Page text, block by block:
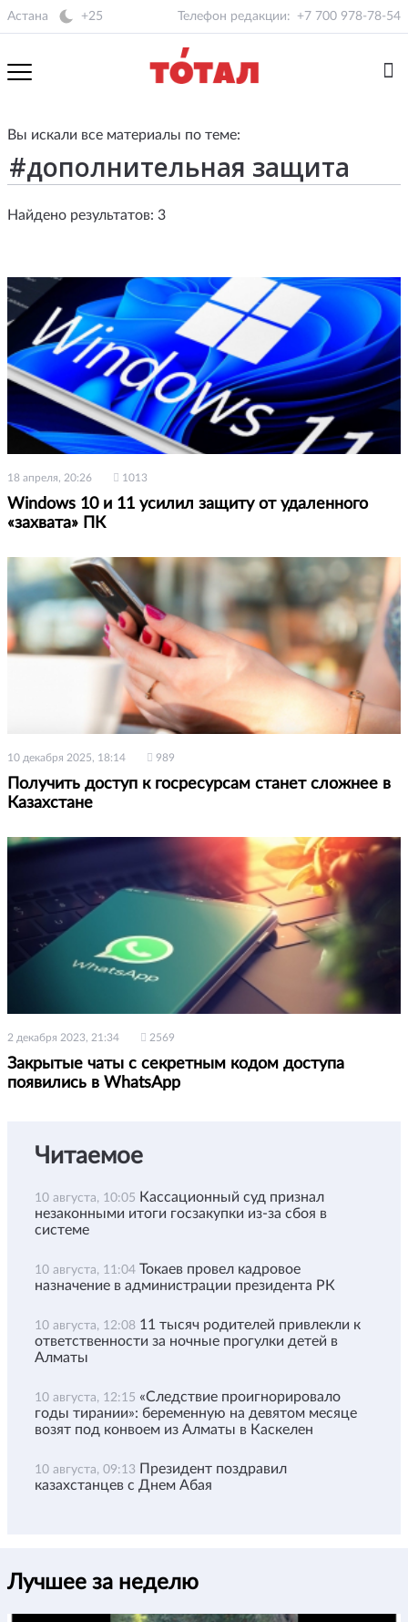
Астана +25 Телефон редакции: +7 700 978-78-54
Вы искали все материалы по теме:
Найдено результатов: 3
18 апреля, 20:26 1013
Windows 10 и 11 усилил защиту от удаленного
«захвата» ПК
10 декабря 2025, 18:14 989
Получить доступ к госресурсам станет сложнее в
Казахстане
2 декабря 2023, 21:34 2569
Закрытые чаты с секретным кодом доступа
появились в WhatsApp
Читаемое
10 августа, 10:05 Кассационный суд признал
незаконными итоги госзакупки из-за сбоя в
системе
10 августа, 11:04 Токаев провел кадровое
назначение в администрации президента РК
10 августа, 12:08 11 тысяч родителей привлекли к
ответственности за ночные прогулки детей в
Алматы
10 августа, 12:15 «Следствие проигнорировало
годы тирании»: беременную на девятом месяце
возят под конвоем из Алматы в Каскелен
10 августа, 09:13 Президент поздравил
казахстанцев с Днем Абая
Лучшее за неделю